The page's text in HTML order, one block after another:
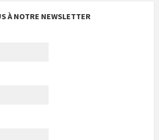
À NOTRE NEWSLETTER